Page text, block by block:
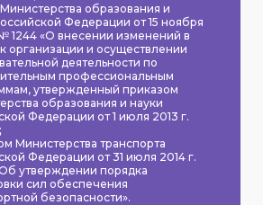
образования и
Федерации от 15 ноября
1244 «О внесении изменений в
организации и осуществлении
деятельности по
профессиональным
утвержденный приказом
образования и науки
Федерации от 1 июля 2013 г.
Министерства транспорта
Федерации от 31 июля 2014 г.
утверждении порядка
сил обеспечения
безопасности».